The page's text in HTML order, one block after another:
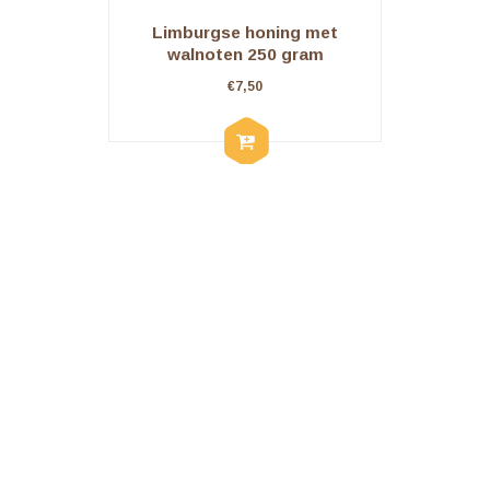
Limburgse honing met
walnoten 250 gram
€7,50